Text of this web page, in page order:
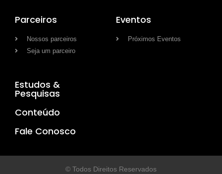
Parceiros
Nossos parceiros
Seja um parceiro
Eventos
Próximos Eventos
Estudos &
Pesquisas
Conteúdo
Fale Conosco
© Todos Direitos Reservados